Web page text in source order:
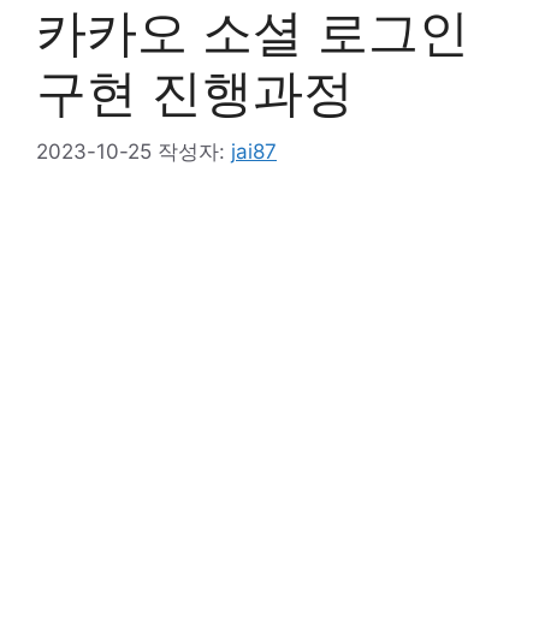
카카오 소셜 로그인
구현 진행과정
2023-10-25 작성자: jai87